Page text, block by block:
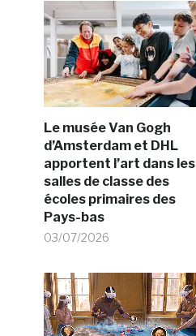
Le musée Van Gogh
d’Amsterdam et DHL
apportent l’art dans les
salles de classe des
écoles primaires des
Pays-bas
03/07/2026